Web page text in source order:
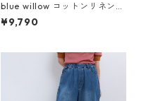
blue willow コットンリネン太
番手ヘリンボーンタックワイ
ドパンツ レディース ブルーウ
かわいい ゴム
¥9,790